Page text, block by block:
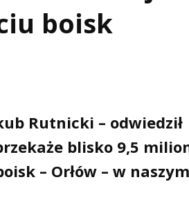
boisk
Rutnicki – odwiedził
blisko 9,5
– Orłów – w naszym